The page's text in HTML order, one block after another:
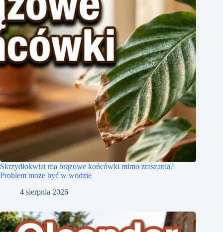
Skrzydłokwiat ma brązowe końcówki mimo zraszania?
Problem może być w wodzie
4 sierpnia 2026